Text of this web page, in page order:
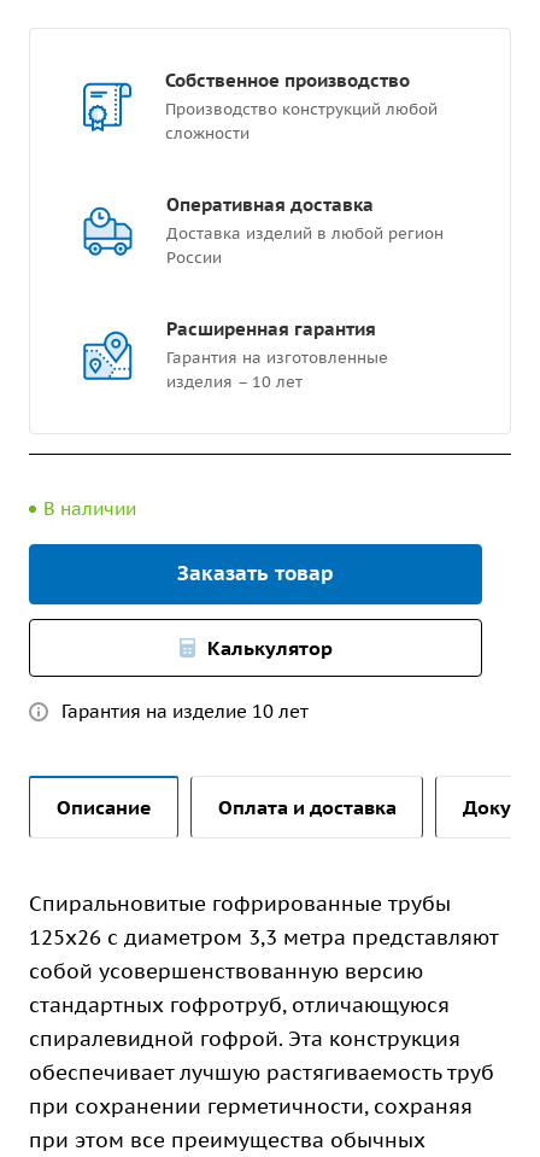
Собственное производство
Производство конструкций любой
сложности
Оперативная доставка
Доставка изделий в любой регион
России
Расширенная гарантия
Гарантия на изготовленные
изделия – 10 лет
В наличии
Заказать товар
Калькулятор
Гарантия на изделие 10 лет
Описание Оплата и доставка
Спиральновитые гофрированные трубы
125х26 с диаметром 3,3 метра представляют
собой усовершенствованную версию
стандартных гофротруб, отличающуюся
спиралевидной гофрой. Эта конструкция
обеспечивает лучшую растягиваемость труб
при сохранении герметичности, сохраняя
при этом все преимущества обычных